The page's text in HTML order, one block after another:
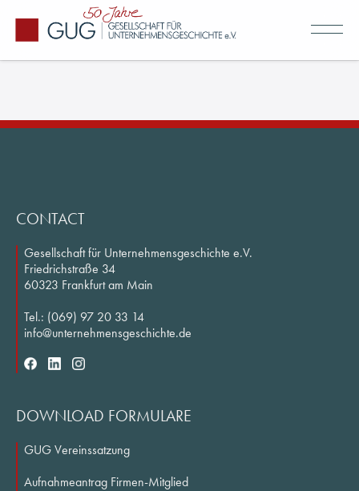
About us
Members & Network
Working Groups
International Network
Research
Research Fields
CONTACT
Gesellschaft für Unternehmensgeschichte e.V.
Friedrichstraße 34
60323 Frankfurt am Main
Tel.: (069) 97 20 33 14
info@unternehmensgeschichte.de
DOWNLOAD FORMULARE
GUG Vereinssatzung
Aufnahmeantrag Firmen-Mitglied